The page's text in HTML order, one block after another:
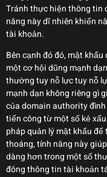
Tránh thực hiện thông tin
năng này dĩ nhiên khiến
tài khoản.
Bên cạnh đó đó, mật
một cơ hội dũng mạnh
thường tuy nỗ lực tuy nỗ
mạnh dạn không riêng gì
của domain authority
tiến công từ một số kẻ
pháp quản lý mật khẩu
thoáng, tính năng này
dàng hơn trong một số
đông thông tin tài khoản